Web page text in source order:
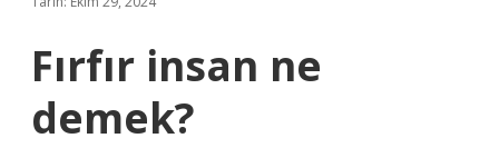
Fırfır insan ne
demek?